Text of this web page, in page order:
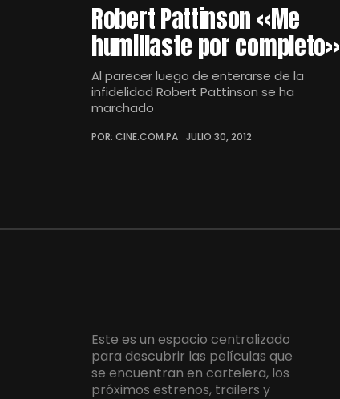
Robert Pattinson «Me
humillaste por completo»
Al parecer luego de enterarse de la
infidelidad Robert Pattinson se ha
marchado
POR: CINE.COM.PA JULIO 30, 2012
Este es un espacio centralizado
para descubrir las películas que
se encuentran en cartelera, los
próximos estrenos, trailers y